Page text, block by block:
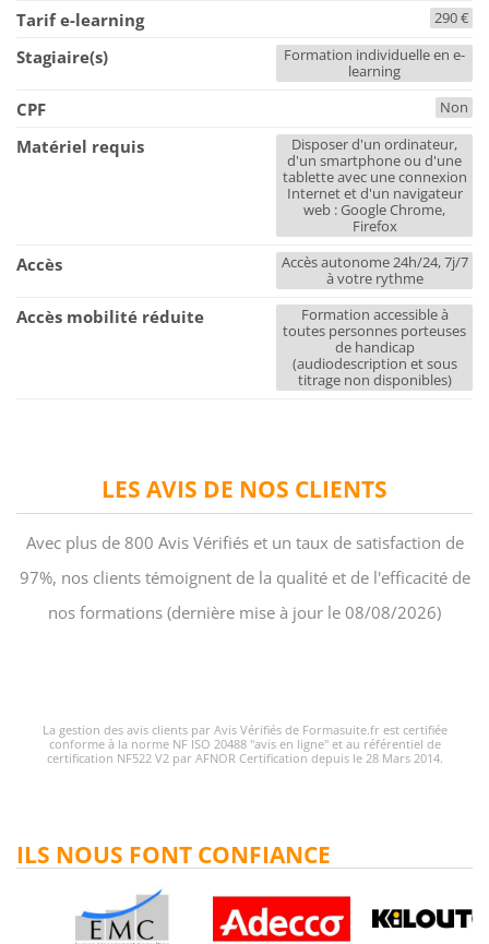
LES AVIS DE NOS CLIENTS
Avec plus de 800 Avis Vérifiés et un taux de satisfaction de
97%, nos clients témoignent de la qualité et de l'efficacité de
nos formations (dernière mise à jour le 08/08/2026)
La gestion des avis clients par Avis Vérifiés de Formasuite.fr est certifiée
conforme à la norme NF ISO 20488 "avis en ligne" et au référentiel de
certification NF522 V2 par AFNOR Certification depuis le 28 Mars 2014.
ILS NOUS FONT CONFIANCE
Tarif e-learning 290 €
Stagiaire(s)
Formation individuelle en e-
learning
CPF Non
Matériel requis
Disposer d'un ordinateur,
d'un smartphone ou d'une
tablette avec une connexion
Internet et d'un navigateur
web : Google Chrome,
Firefox
Accès
Accès autonome 24h/24, 7j/7
à votre rythme
Accès mobilité réduite
Formation accessible à
toutes personnes porteuses
de handicap
(audiodescription et sous
titrage non disponibles)